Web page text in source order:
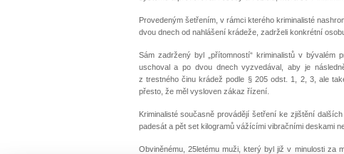
Provedeným šetřením, v rámci kterého kriminalisté
dvou dnech od nahlášení krádeže, zadrželi konkrétní
Sám zadržený byl „přítomností“ kriminalistů v
uschoval a po dvou dnech vyzvedával, aby je
z trestného činu krádež podle § 205 odst. 1, 2, 3, ale
přesto, že měl vysloven zákaz řízení.
Kriminalisté současně provádějí šetření ke zjištění
padesát a pět set kilogramů vážícími vibračními deskami
Obviněnému, 25letému muži, který byl již v minulosti za